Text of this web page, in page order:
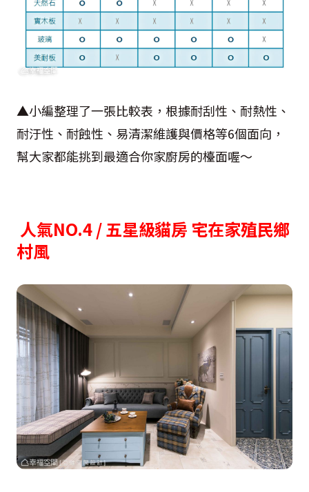
▲小編整理了一張比較表，根據耐刮性、耐熱性、
耐汙性、耐蝕性、易清潔維護與價格等6個面向，
幫大家都能挑到最適合你家廚房的檯面喔～
人氣NO.4 / 五星級貓房 宅在家殖民鄉
村風